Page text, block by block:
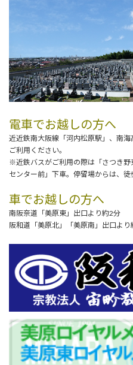
電車でお越しの方へ
近近鉄南大阪線「河内松原駅」、南
ご利用ください。
※近鉄バスがご利用の際は「さつき
センター前」下車。停留場からは、徒
車でお越しの方へ
南阪奈道「美原東」出口より約2分
阪和道「美原北」「美原南」出口より